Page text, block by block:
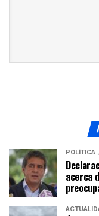
POLÍTICA
acerca